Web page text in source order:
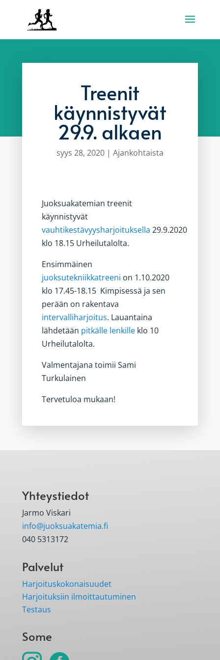
Treenit
käynnistyvät
29.9. alkaen
syys 28, 2020| Ajankohtaista
Juoksuakatemian treenit
käynnistyvät
vauhtikestävyysharjoituksella 29.9.2020
klo 18.15 Urheilutalolta.
Ensimmäinen
juoksutekniikkatreeni on 1.10.2020
klo 17.45-18.15 Kimpisessä ja sen
perään on rakentava
intervalliharjoitus. Lauantaina
lähdetään pitkälle lenkilleklo 10
Urheilutalolta.
Valmentajana toimii Sami
Turkulainen
Tervetuloa mukaan!
Yhteystiedot
Jarmo Viskari
info@juoksuakatemia.fi
040 5313172
Palvelut
Harjoituskokonaisuudet
Harjoituksiin ilmoittautuminen
Testaus
Some